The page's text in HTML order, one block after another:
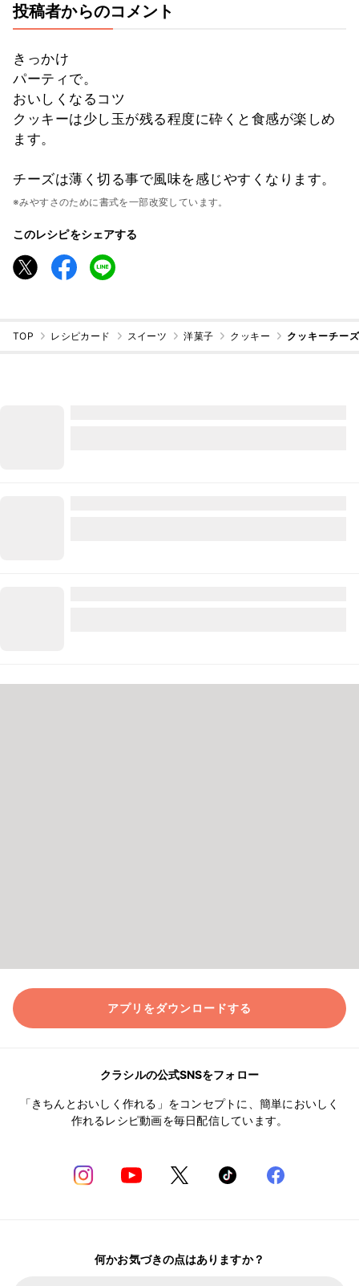
投稿者からのコメント
きっかけ
パーティで。
おいしくなるコツ
クッキーは少し玉が残る程度に砕くと食感が楽しめ
ます。
チーズは薄く切る事で風味を感じやすくなります。
※みやすさのために書式を一部改変しています。
このレシピをシェアする
TOP レシピカード スイーツ 洋菓子 クッキー クッキーチー
アプリをダウンロードする
クラシルの公式SNSをフォロー
「きちんとおいしく作れる」をコンセプトに、簡単においしく
作れるレシピ動画を毎日配信しています。
何かお気づきの点はありますか？